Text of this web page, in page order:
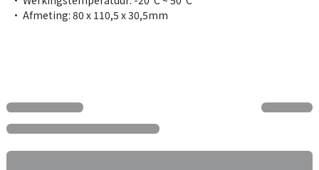
• Afmeting: 80 x 110,5 x 30,5mm